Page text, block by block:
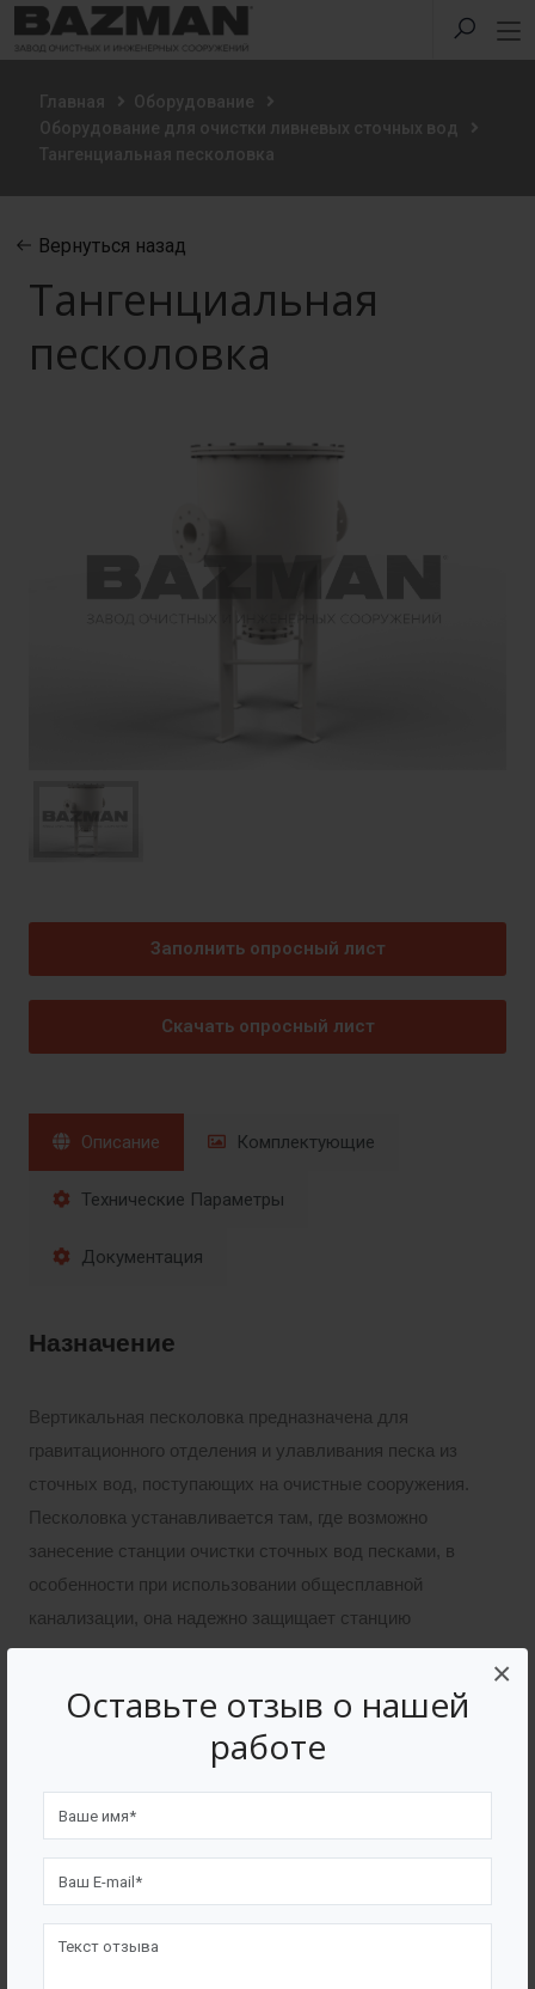
Оставьте отзыв о нашей
работе
×
Главная
Оборудование
Оборудование для очистки ливневых сточных вод
Тангенциальная песколовка
Вернуться назад
Тангенциальная
песколовка
Заполнить опросный лист
Скачать опросный лист
Описание Комплектующие
Технические Параметры
Документация
Назначение
Вертикальная песколовка предназначена для
гравитационного отделения и улавливания песка из
сточных вод, поступающих на очистные сооружения.
Песколовка устанавливается там, где возможно
занесение станции очистки сточных вод песками, в
особенности при использовании общесплавной
канализации, она надежно защищает станцию
очистки от попадания песка.
грубых примесей, поступает в центральный цилиндр
песколовки, где происходит частичное снижение
скорости и успокоение натекающей воды. По мере
движения воды по центральному цилиндру в нижнюю